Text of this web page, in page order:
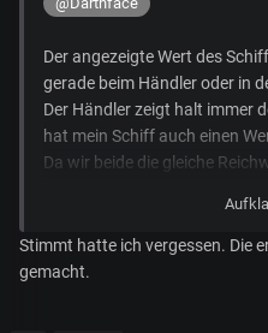
Der angezeigte Wert des
gerade beim Händler oder in
Der Händler zeigt halt immer
hat mein Schiff auch einen
Da wir beide die gleiche
Stimmt hatte ich vergessen. Die
gemacht.